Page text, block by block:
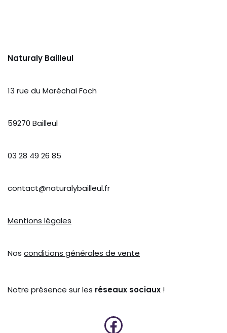
Naturaly Bailleul
13 rue du Maréchal Foch
59270 Bailleul
03 28 49 26 85
contact@naturalybailleul.fr
Mentions légales
Nos conditions générales de vente
Notre présence sur les réseaux sociaux !